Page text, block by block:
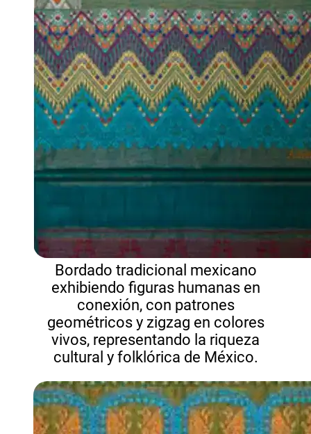
Bordado tradicional mexicano
exhibiendo figuras humanas en
conexión, con patrones
geométricos y zigzag en colores
vivos, representando la riqueza
cultural y folklórica de México.